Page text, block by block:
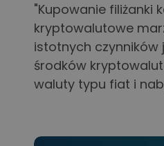
"Kupowanie filiżanki
kryptowalutowe
istotnych czynników
środków
waluty typu fiat i